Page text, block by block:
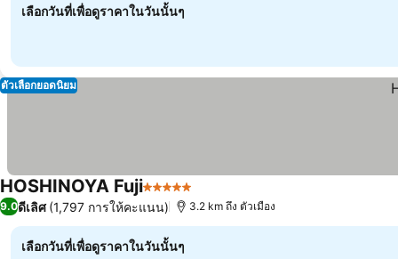
เลือกวันที่เพื่อดูราคาในวันนั้นๆ
ตัวเลือกยอดนิยม
HOSHINOYA Fuji5 ดาว
9.0ดีเลิศ (1,797 การให้คะแนน) 3.2 km ถึง ตัวเมือง
เลือกวันที่เพื่อดูราคาในวันนั้นๆ